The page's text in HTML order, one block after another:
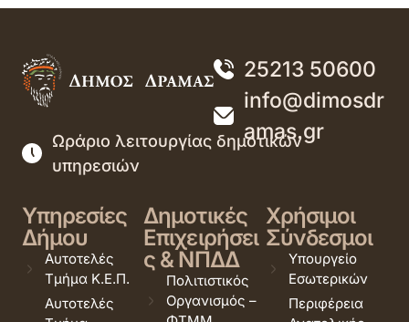
25213 50600
info@dimosdr
amas.gr
Ωράριο λειτουργίας δημοτικών
υπηρεσιών
Υπηρεσίες
Δήμου
Αυτοτελές
Τμήμα Κ.Ε.Π.
Αυτοτελές
Δημοτικές
Επιχειρήσει
ς & ΝΠΔΔ
Πολιτιστικός
Οργανισμός –
Χρήσιμοι
Σύνδεσμοι
Υπουργείο
Εσωτερικών
Περιφέρεια